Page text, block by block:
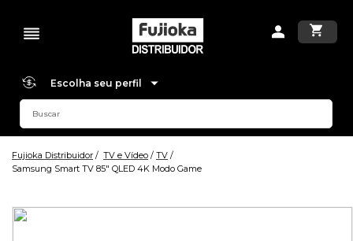
Escolha seu perfil
Fujioka Distribuidor TV e Vídeo
TV
Samsung Smart TV 85" QLED 4K Modo Game